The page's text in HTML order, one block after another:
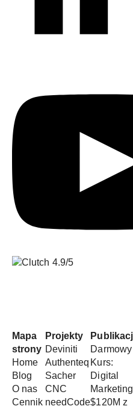
Mapa
strony
Home
Blog
O nas
Cennik
Projekty
Deviniti
Authenteq
Sacher
CNC
needCode
Darmowy
Kurs:
Digital
Marketing
$120M z